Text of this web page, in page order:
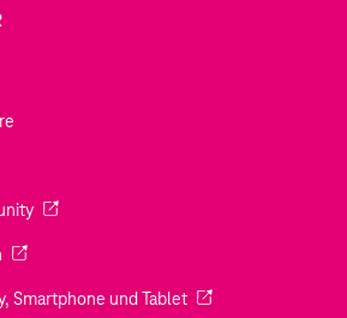
neuen Tab geöffnet)
(Wird in einem neuen Tab geöffnet)
(Wird in einem neuen Tab geöffnet)
Smartphone und Tablet(Wird in einem